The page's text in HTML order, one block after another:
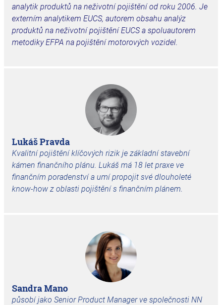
analytik produktů na neživotní pojištění od roku 2006. Je
externím analytikem EUCS, autorem obsahu analýz
produktů na neživotní pojištění EUCS a spoluautorem
metodiky EFPA na pojištění motorových vozidel.
Lukáš Pravda
Kvalitní pojištění klíčových rizik je základní stavební
kámen finančního plánu. Lukáš má 18 let praxe ve
finančním poradenství a umí propojit své dlouholeté
know-how z oblasti pojištění s finančním plánem.
Sandra Mano
působí jako Senior Product Manager ve společnosti NN